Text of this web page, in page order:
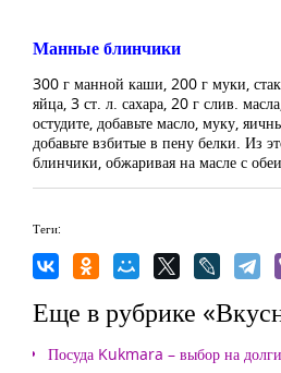
Манные блинчики
300 г манной каши, 200 г муки,
яйца, 3 ст. л. сахара, 20 г слив.
остудите, добавьте масло, муку,
добавьте взбитые в пену белки. Из
блинчики, обжаривая на масле с
Теги:
Еще в рубрике
Посуда Kukmara – выбор на